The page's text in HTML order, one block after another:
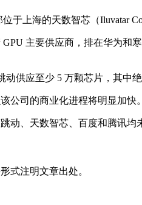
于上海的天数智芯（Iluvatar
主要供应商，排在华为和
供应至少 5 万颗芯片，其中
司的商业化进程将明显加快
动、天数智芯、百度和腾讯均
式注明文章出处。